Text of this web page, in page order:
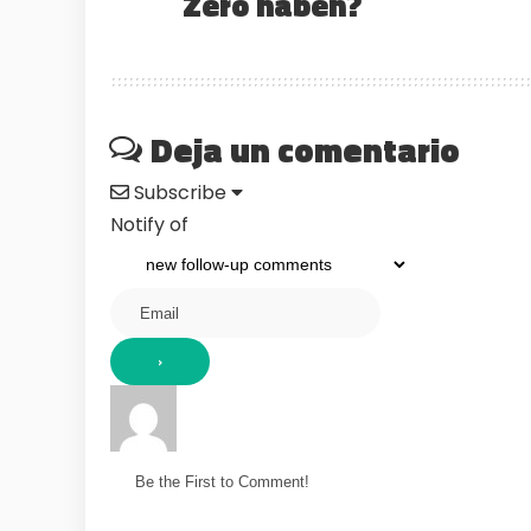
Deja un comentario
Subscribe
Notify of